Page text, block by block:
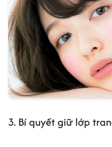
3. Bí quyết giữ lớp